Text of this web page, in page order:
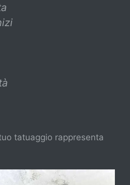
tatuaggio rappresenta